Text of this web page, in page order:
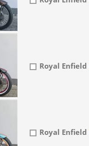
Royal Enfield
Royal Enfield